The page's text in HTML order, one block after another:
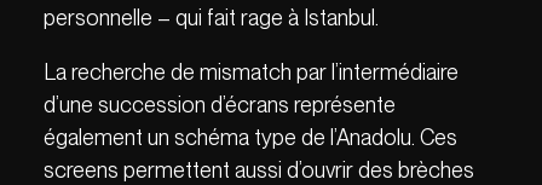
personnelle – qui fait rage à Istanbul.
La recherche de mismatch par l’intermédiaire
d’une succession d’écrans représente
également un schéma type de l’Anadolu. Ces
screens permettent aussi d’ouvrir des brèches